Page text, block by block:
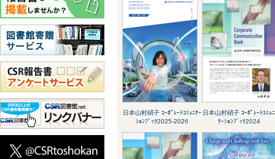
日本山村硝子 ｺｰﾎﾟﾚｰﾄｺﾐｭﾆｹｰ
ｼｮﾝﾌﾞｯｸ2025-2026
日本山村硝子 ｺｰﾎﾟﾚｰﾄｺﾐｭﾆ
ｹｰｼｮﾝﾌﾞｯｸ2024